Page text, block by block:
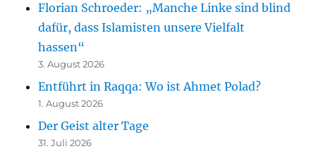
Florian Schroeder: „Manche Linke sind blind
dafür, dass Islamisten unsere Vielfalt
hassen“
3. August 2026
Entführt in Raqqa: Wo ist Ahmet Polad?
1. August 2026
Der Geist alter Tage
31. Juli 2026